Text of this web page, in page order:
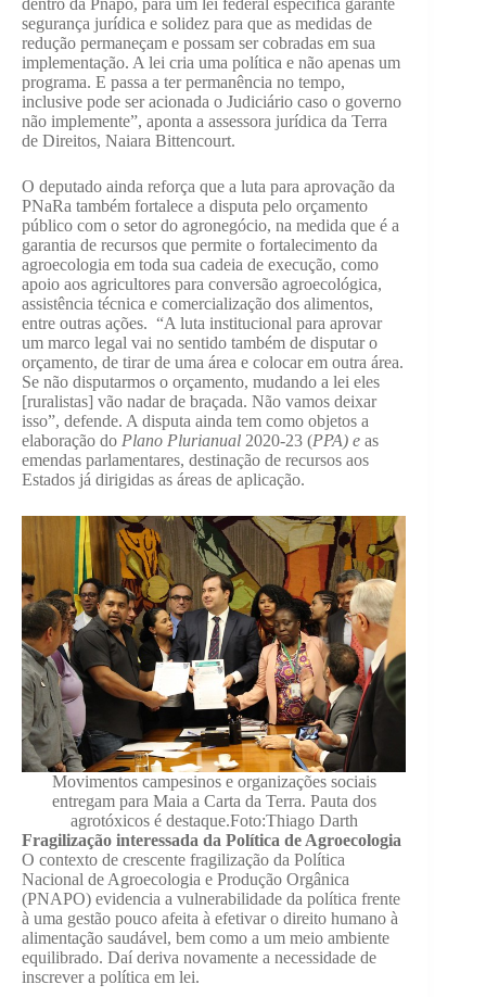
dentro da Pnapo, para um lei federal específica garante
segurança jurídica e solidez para que as medidas de
redução permaneçam e possam ser cobradas em sua
implementação. A lei cria uma política e não apenas um
programa. E passa a ter permanência no tempo,
inclusive pode ser acionada o Judiciário caso o governo
não implemente”, aponta a assessora jurídica da Terra
de Direitos, Naiara Bittencourt.
O deputado ainda reforça que a luta para aprovação da
PNaRa também fortalece a disputa pelo orçamento
público com o setor do agronegócio, na medida que é a
garantia de recursos que permite o fortalecimento da
agroecologia em toda sua cadeia de execução, como
apoio aos agricultores para conversão agroecológica,
assistência técnica e comercialização dos alimentos,
entre outras ações. “A luta institucional para aprovar
um marco legal vai no sentido também de disputar o
orçamento, de tirar de uma área e colocar em outra área.
Se não disputarmos o orçamento, mudando a lei eles
[ruralistas] vão nadar de braçada. Não vamos deixar
isso”, defende. A disputa ainda tem como objetos a
elaboração do Plano Plurianual 2020-23 (PPA) e as
emendas parlamentares, destinação de recursos aos
Estados já dirigidas as áreas de aplicação.
Movimentos campesinos e organizações sociais
entregam para Maia a Carta da Terra. Pauta dos
agrotóxicos é destaque.Foto:Thiago Darth
Fragilização interessada da Política de Agroecologia
O contexto de crescente fragilização da Política
Nacional de Agroecologia e Produção Orgânica
(PNAPO) evidencia a vulnerabilidade da política frente
à uma gestão pouco afeita à efetivar o direito humano à
alimentação saudável, bem como a um meio ambiente
equilibrado. Daí deriva novamente a necessidade de
inscrever a política em lei.